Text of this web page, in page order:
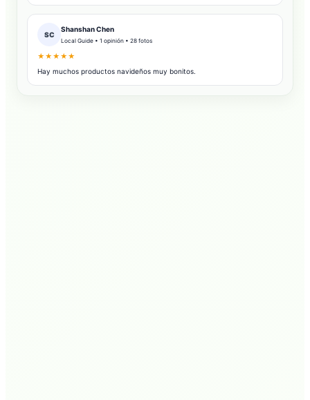
SC
Shanshan Chen
Local Guide • 1 opinión • 28 fotos
★★★★★
Hay muchos productos navideños muy bonitos.